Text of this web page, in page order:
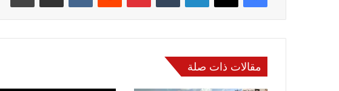
مقالات ذات صلة